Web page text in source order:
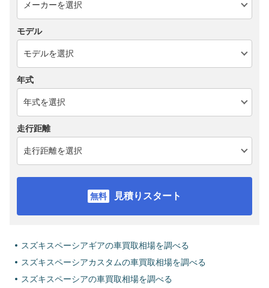
モデル
年式
走行距離
見積りスタート
スズキスペーシアギアの車買取相場を調べる
スズキスペーシアカスタムの車買取相場を調べる
スズキスペーシアの車買取相場を調べる